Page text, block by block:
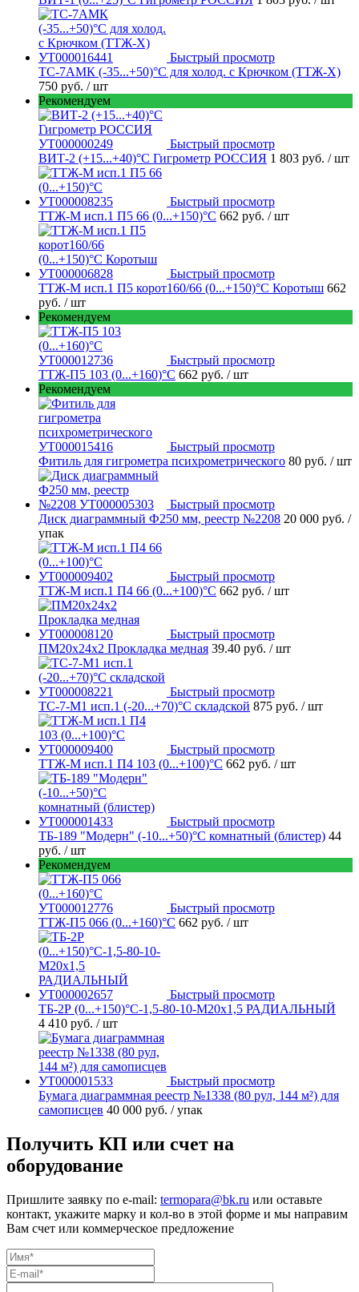
Быстрый просмотр
ТС-7АМК (-35...+50)°С для холод. с Крючком (ТТЖ-Х)
750 руб. / шт
Рекомендуем
Быстрый просмотр
ВИТ-2 (+15...+40)°С Гигрометр РОССИЯ 1 803 руб. / шт
Быстрый просмотр
ТТЖ-М исп.1 П5 66 (0...+150)°С 662 руб. / шт
Быстрый просмотр
ТТЖ-М исп.1 П5 корот160/66 (0...+150)°С Коротыш 662
руб. / шт
Рекомендуем
Быстрый просмотр
ТТЖ-П5 103 (0...+160)°С 662 руб. / шт
Рекомендуем
Быстрый просмотр
Фитиль для гигрометра психрометрического 80 руб. / шт
Быстрый просмотр
Диск диаграммный Ф250 мм, реестр №2208 20 000 руб. /
упак
Быстрый просмотр
ТТЖ-М исп.1 П4 66 (0...+100)°С 662 руб. / шт
Быстрый просмотр
ПМ20х24х2 Прокладка медная 39.40 руб. / шт
Быстрый просмотр
ТС-7-М1 исп.1 (-20...+70)°С складской 875 руб. / шт
Быстрый просмотр
ТТЖ-М исп.1 П4 103 (0...+100)°С 662 руб. / шт
Быстрый просмотр
ТБ-189 "Модерн" (-10...+50)°С комнатный (блистер) 44
руб. / шт
Рекомендуем
Быстрый просмотр
ТТЖ-П5 066 (0...+160)°С 662 руб. / шт
Быстрый просмотр
ТБ-2Р (0...+150)°С-1,5-80-10-М20х1,5 РАДИАЛЬНЫЙ
4 410 руб. / шт
Быстрый просмотр
Бумага диаграммная реестр №1338 (80 рул, 144 м²) для
самописцев 40 000 руб. / упак
Получить КП или счет на
оборудование
Пришлите заявку по e-mail: termopara@bk.ru или оставьте
контакт, укажите марку и кол-во в этой форме и мы направим
Вам счет или коммерческое предложение